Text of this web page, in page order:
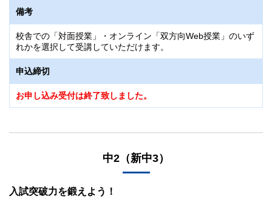
備考
校舎での「対面授業」・オンライン「双方向Web授業」のいず
れかを選択して受講していただけます。
申込締切
お申し込み受付は終了致しました。
中2（新中3）
入試突破力を鍛えよう！